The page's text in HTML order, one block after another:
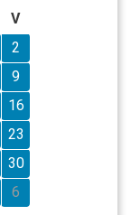
V
2
9
16
23
30
6